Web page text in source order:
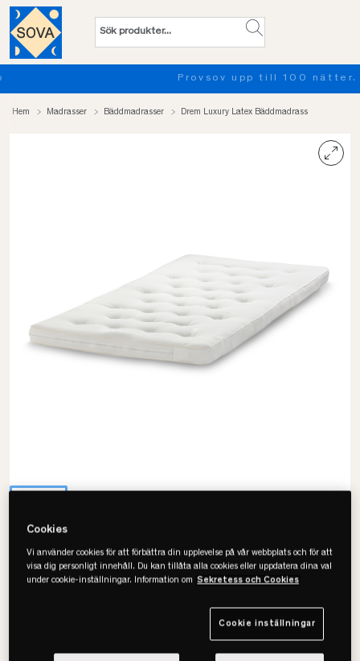
Provsov upp till 100 nätter. Läs mer
Hem Madrasser Bäddmadrasser Drem Luxury Latex Bäddmadrass
Drem
Cookies
Vi använder cookies för att förbättra din upplevelse på vår webbplats och för att
visa dig personligt innehåll. Du kan tillåta alla cookies eller uppdatera dina val
under cookie-inställningar. Information om Sekretess och Cookies
Cookie inställningar